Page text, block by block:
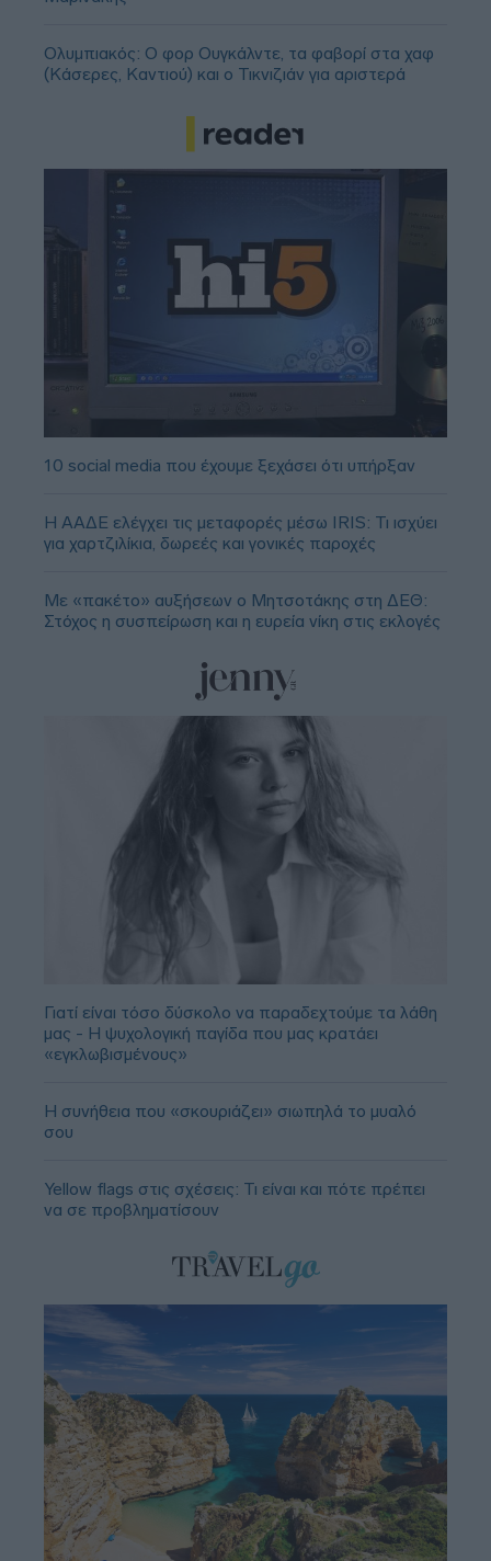
Ολυμπιακός: Ο φορ Ουγκάλντε, τα φαβορί στα χαφ
(Κάσερες, Καντιού) και ο Τικνιζιάν για αριστερά
10 social media που έχουμε ξεχάσει ότι υπήρξαν
Η ΑΑΔΕ ελέγχει τις μεταφορές μέσω IRIS: Τι ισχύει
για χαρτζιλίκια, δωρεές και γονικές παροχές
Με «πακέτο» αυξήσεων ο Μητσοτάκης στη ΔΕΘ:
Στόχος η συσπείρωση και η ευρεία νίκη στις εκλογές
Γιατί είναι τόσο δύσκολο να παραδεχτούμε τα λάθη
μας - Η ψυχολογική παγίδα που μας κρατάει
«εγκλωβισμένους»
Η συνήθεια που «σκουριάζει» σιωπηλά το μυαλό
σου
Yellow flags στις σχέσεις: Τι είναι και πότε πρέπει
να σε προβληματίσουν